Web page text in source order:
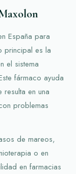
España para
principal es la
el sistema
fármaco ayuda
en una
problemas
de mareos,
o en
en farmacias